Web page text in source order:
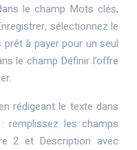
le champ Mots clés,
sélectionnez le
à payer pour un seul
le champ Définir l’offre
rédigeant le texte dans
remplissez les champs
2 et Description avec